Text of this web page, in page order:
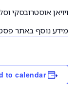
ויויאן אוסטרובסקי
מידע נוסף באתר
to calendar